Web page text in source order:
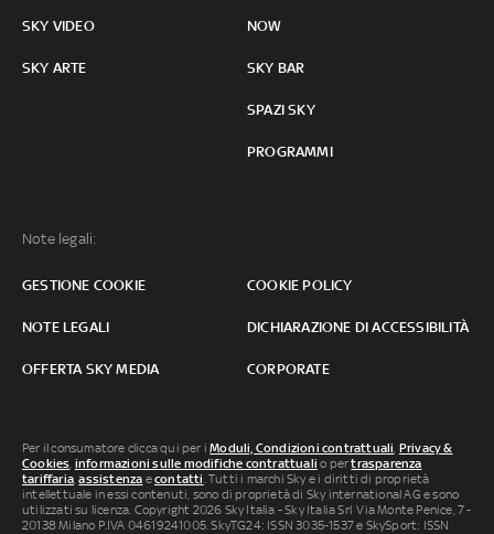
SKY VIDEO
SKY ARTE
NOW
SKY BAR
SPAZI SKY
PROGRAMMI
Note legali:
GESTIONE COOKIE COOKIE POLICY
NOTE LEGALI DICHIARAZIONE DI ACCESSIBILITÀ
OFFERTA SKY MEDIA CORPORATE
Per il consumatore clicca qui per iModuli, Condizioni contrattuali, Privacy &
Cookies, informazioni sulle modifiche contrattuali o pertrasparenza
tariffaria,assistenza econtatti. Tutti i marchi Sky e i diritti di proprietà
intellettuale in essi contenuti, sono di proprietà di Sky international AG e sono
utilizzati su licenza. Copyright 2026 Sky Italia - Sky Italia Srl Via Monte Penice, 7 -
20138 Milano P.IVA 04619241005. SkyTG24: ISSN 3035-1537 e SkySport: ISSN